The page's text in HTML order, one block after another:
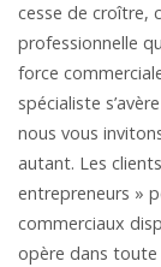
cesse de croître,
professionnelle
force
spécialiste
nous vous
autant. Les
entrepreneurs »
commerciaux
opère dans toute